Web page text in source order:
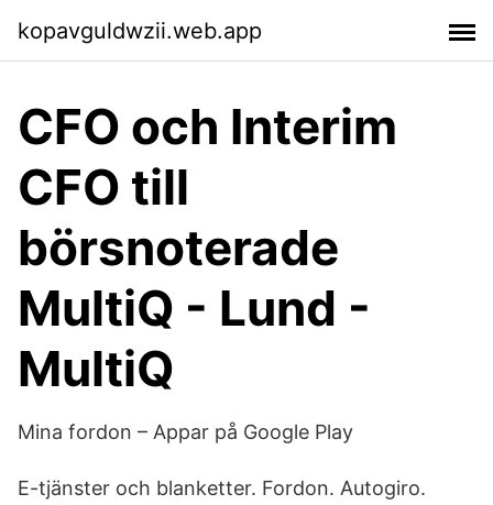
kopavguldwzii.web.app
CFO och Interim
CFO till
börsnoterade
MultiQ - Lund -
MultiQ
Mina fordon – Appar på Google Play
E-tjänster och blanketter. Fordon. Autogiro.